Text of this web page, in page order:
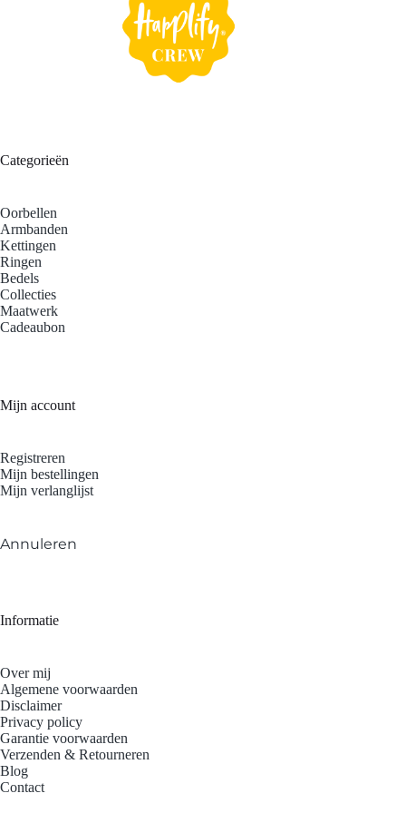
Categorieën
Oorbellen
Armbanden
Kettingen
Ringen
Bedels
Collecties
Maatwerk
Cadeaubon
Mijn account
Registreren
Mijn bestellingen
Mijn verlanglijst
Annuleren
Informatie
Over mij
Algemene voorwaarden
Disclaimer
Privacy policy
Garantie voorwaarden
Verzenden & Retourneren
Blog
Contact